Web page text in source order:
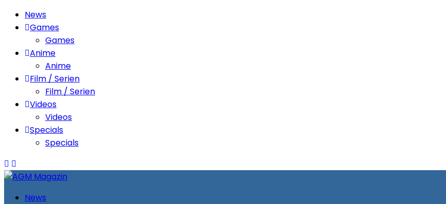
News
Games
Games
Anime
Anime
Film / Serien
Film / Serien
Videos
Videos
Specials
Specials
News